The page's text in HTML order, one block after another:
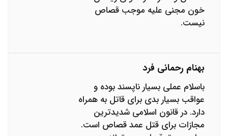
خون مجنی علیه موجب قصاص
نیست.
بهنام رحمانی فرد
باسلام عملی بسیار ناپسند بوده و
عواقب بسیار بدی برای قاتل به همراه
دارد. در قانون اسلامی شدیدترین
مجازات برای قتل عمد قصاص است.